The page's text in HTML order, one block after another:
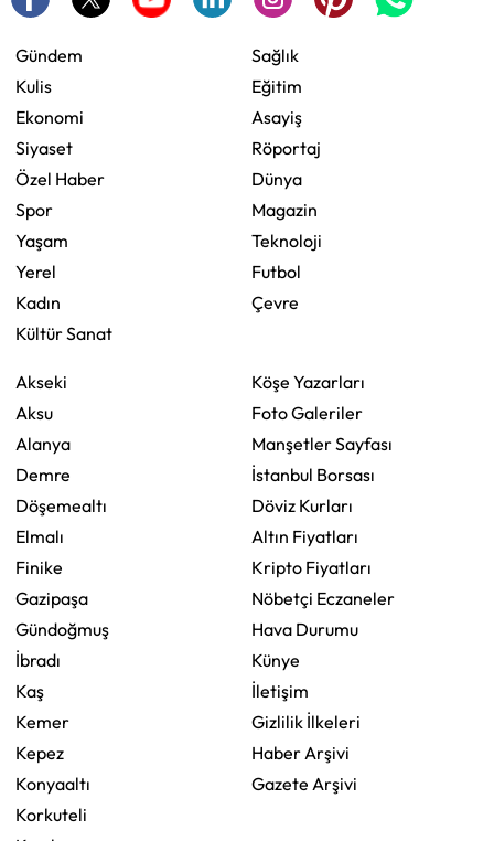
Gündem
Kulis
Ekonomi
Siyaset
Özel Haber
Spor
Yaşam
Yerel
Kadın
Kültür Sanat
Sağlık
Eğitim
Asayiş
Röportaj
Dünya
Magazin
Teknoloji
Futbol
Çevre
Akseki
Aksu
Alanya
Demre
Döşemealtı
Elmalı
Finike
Gazipaşa
Gündoğmuş
İbradı
Kaş
Kemer
Kepez
Konyaaltı
Korkuteli
Köşe Yazarları
Foto Galeriler
Manşetler Sayfası
İstanbul Borsası
Döviz Kurları
Altın Fiyatları
Kripto Fiyatları
Nöbetçi Eczaneler
Hava Durumu
Künye
İletişim
Gizlilik İlkeleri
Haber Arşivi
Gazete Arşivi